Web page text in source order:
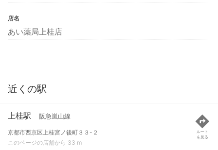
店名
あい薬局上桂店
近くの駅
上桂駅 阪急嵐山線
京都市西京区上桂宮ノ後町３３-２
このページの店舗から 33 m
ルート
を見る